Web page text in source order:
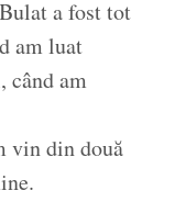
a fost tot
am luat
când am
vin din două